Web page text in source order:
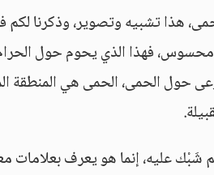
هذا تشبيه وتصوير، وذكرنا لكم
فهذا الذي يحوم حول الحرام
يرعى حول الحمى، الحمى هي
عليه، إنما هو يعرف بعلامات